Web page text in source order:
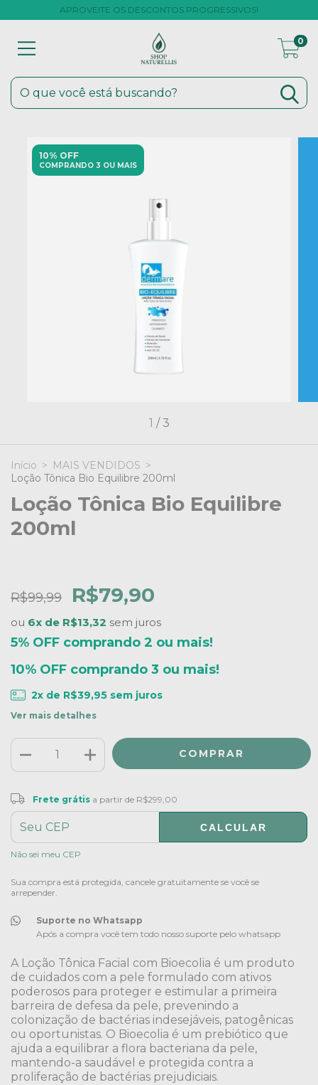
APROVEITE OS DESCONTOS PROGRESSIVOS!
0
10% OFF
COMPRANDO 3 OU MAIS
1 /3
Início > MAIS VENDIDOS >
Loção Tônica Bio Equilibre 200ml
Loção Tônica Bio Equilibre
200ml
R$99,99 R$79,90
ou 6x de R$13,32 sem juros
5% OFF comprando 2 ou mais!
10% OFF comprando 3 ou mais!
2x de R$39,95sem juros
Ver mais detalhes
Frete grátis R$299,00
Entregas para o CEP: ALTERAR CEP
Frete grátisa partir de R$299,00
CALCULAR
Não sei meu CEP
Sua compra está protegida, cancele gratuitamente se você se
arrepender.
Suporte no Whatsapp
Após a compra você tem todo nosso suporte pelo whatsapp
A Loção Tônica Facial com Bioecolia é um produto
de cuidados com a pele formulado com ativos
poderosos para proteger e estimular a primeira
barreira de defesa da pele, prevenindo a
colonização de bactérias indesejáveis, patogênicas
ou oportunistas. O Bioecolia é um prebiótico que
ajuda a equilibrar a flora bacteriana da pele,
mantendo-a saudável e protegida contra a
proliferação de bactérias prejudiciais.